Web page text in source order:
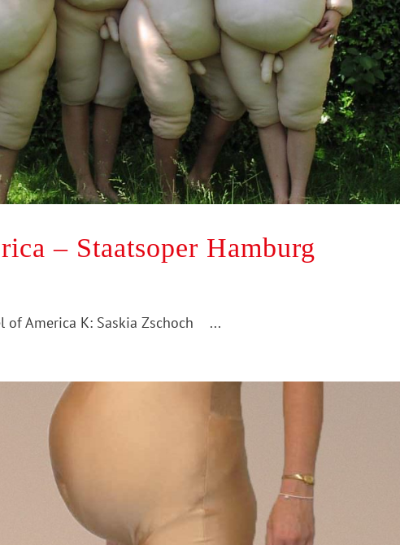
– Staatsoper Hamburg
of America K: Saskia Zschoch ...